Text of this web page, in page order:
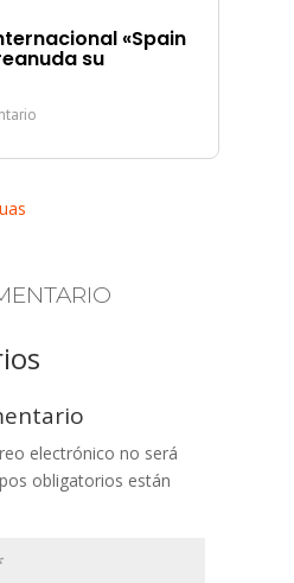
«Spain
su
electrónico no será
obligatorios están